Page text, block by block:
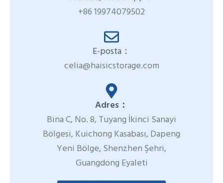
+86 19974079502
E-posta：
celia@haisicstorage.com
Adres：
Bina C, No. 8, Tuyang İkinci Sanayi
Bölgesi, Kuichong Kasabası, Dapeng
Yeni Bölge, Shenzhen Şehri,
Guangdong Eyaleti